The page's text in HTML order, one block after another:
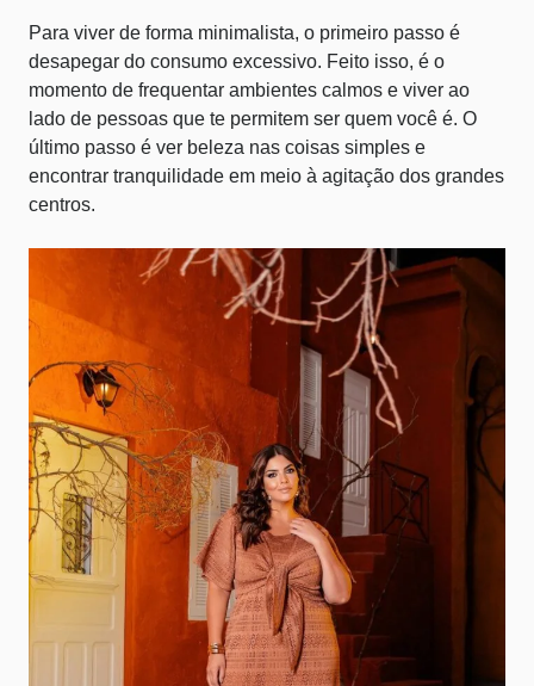
Para viver de forma minimalista, o primeiro passo é
desapegar do consumo excessivo. Feito isso, é o
momento de frequentar ambientes calmos e viver ao
lado de pessoas que te permitem ser quem você é. O
último passo é ver beleza nas coisas simples e
encontrar tranquilidade em meio à agitação dos grandes
centros.